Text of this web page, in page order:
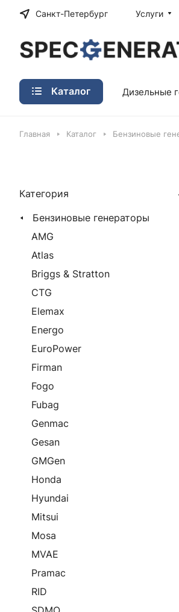
Санкт-Петербург Услуги
Каталог Дизельные
Главная Каталог Бензиновые
Категория
Бензиновые генераторы
AMG
Atlas
Briggs & Stratton
CTG
Elemax
Energo
EuroPower
Firman
Fogo
Fubag
Genmac
Gesan
GMGen
Honda
Hyundai
Mitsui
Mosa
MVAE
Pramac
RID